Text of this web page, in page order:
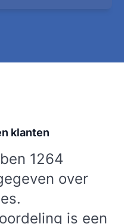
klanten
1264
over
is een